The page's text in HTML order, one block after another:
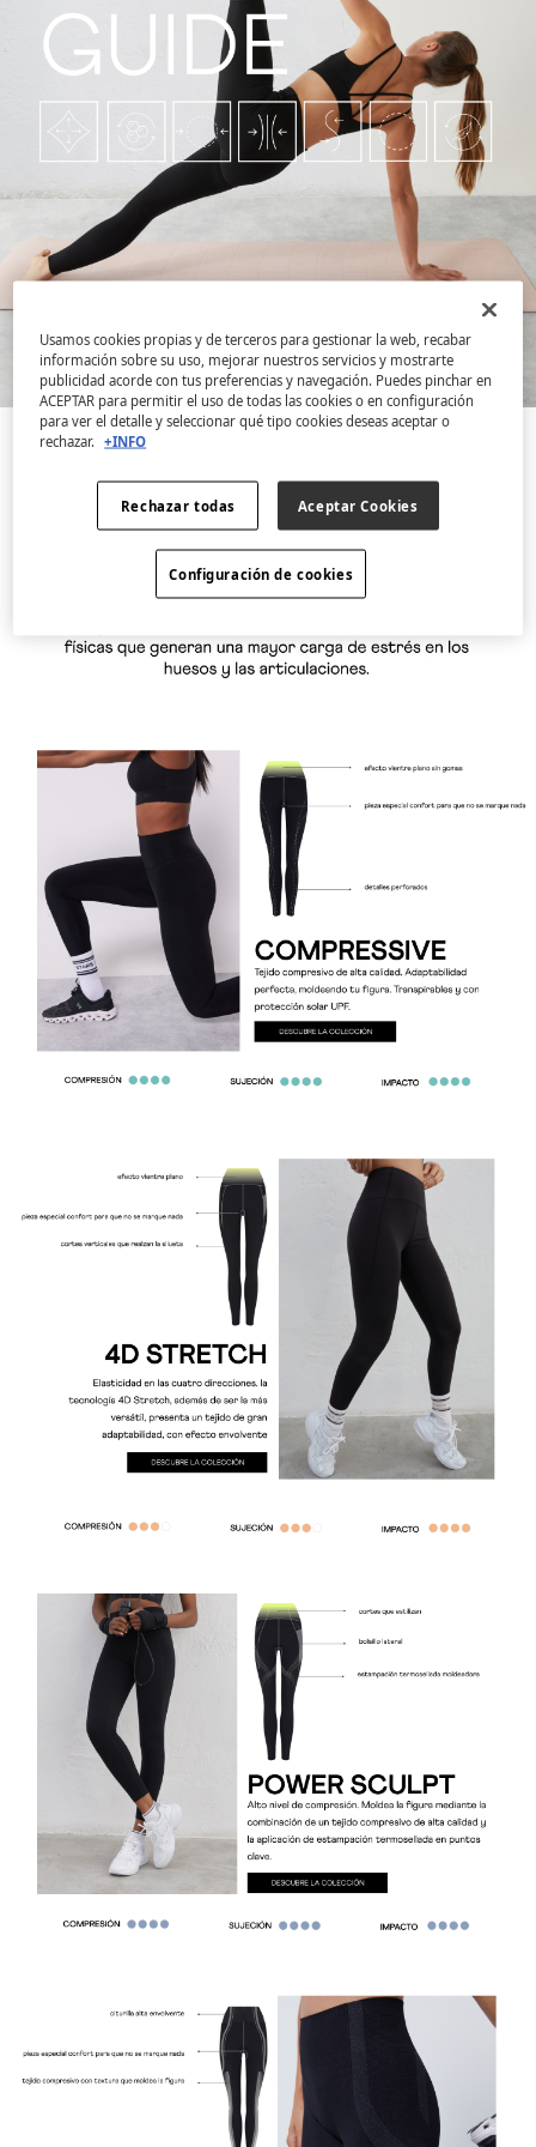
Usamos cookies propias y de terceros para gestionar la web, recabar
información sobre su uso, mejorar nuestros servicios y mostrarte
publicidad acorde con tus preferencias y navegación. Puedes pinchar en
ACEPTAR para permitir el uso de todas las cookies o en configuración
para ver el detalle y seleccionar qué tipo cookies deseas aceptar o
rechazar.
+INFO
Rechazar todas Aceptar Cookies
Configuración de cookies